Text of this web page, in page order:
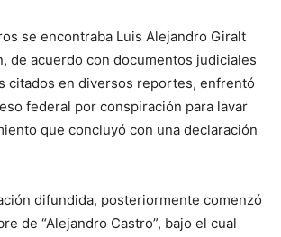
se encontraba Luis Alejandro Giralt
de acuerdo con documentos judiciales
citados en diversos reportes, enfrentó
federal por conspiración para lavar
que concluyó con una declaración
difundida, posteriormente comenzó
de “Alejandro Castro”, bajo el cual